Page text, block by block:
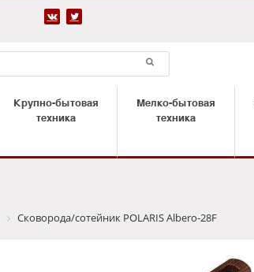
 
Крупно-бытовая
техника
Мелко-бытовая
техника
Сковорода/сотейник POLARIS Albero-28F